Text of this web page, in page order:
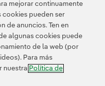
Información legal
Política de cookies
mejorar continuamente
cookies pueden ser
de anuncios. Ten en
algunas cookies puede
de la web (por
Para más
nuestra Política de